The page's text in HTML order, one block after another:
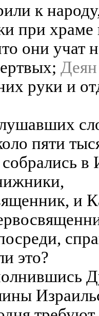
к
при храме
они
руки и
пяти
и
это?